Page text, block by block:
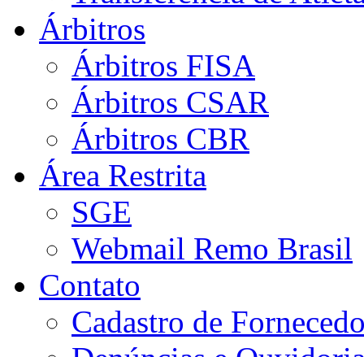
Árbitros
Árbitros FISA
Árbitros CSAR
Árbitros CBR
Área Restrita
SGE
Webmail Remo Brasil
Contato
Cadastro de